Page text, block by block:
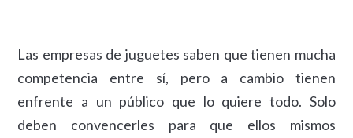
Las empresas de juguetes saben que tienen mucha
competencia entre sí, pero a cambio tienen
enfrente a un público que lo quiere todo. Solo
deben convencerles para que ellos mismos